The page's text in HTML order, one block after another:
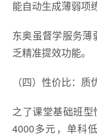
能自动生成薄弱项
东奥虽督学服务
乏精准提效功能。
（四）性价比：
之了课堂基础班
4000多元，单科